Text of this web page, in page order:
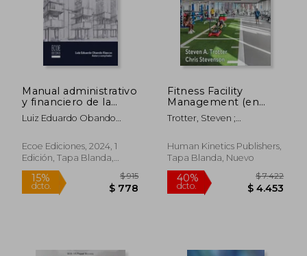
Manual administrativo
y financiero de la
propiedad horizontal
- 1ra edición
Luiz Eduardo Obando
Ecoe Ediciones, 2024, 1
Edición, Tapa Blanda,
Nuevo
Fitness Facility
Management (en
Inglés)
Trotter, Steven ;
Human Kinetics Publishers,
Tapa Blanda, Nuevo